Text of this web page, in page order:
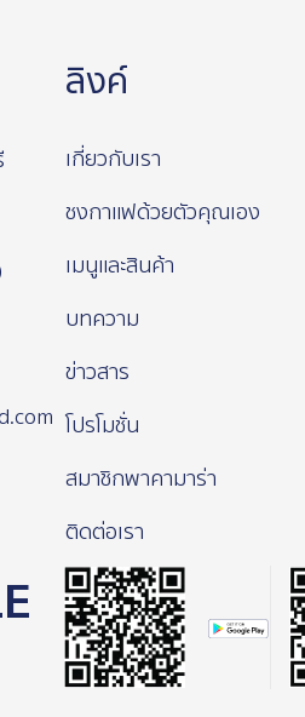
ลิงค์
เกี่ยวกับเรา
ชงกาแฟด้วยตัวคุณเอง
เมนูและสินค้า
บทความ
ข่าวสาร
โปรโมชั่น
สมาชิกพาคามาร่า
ติดต่อเรา